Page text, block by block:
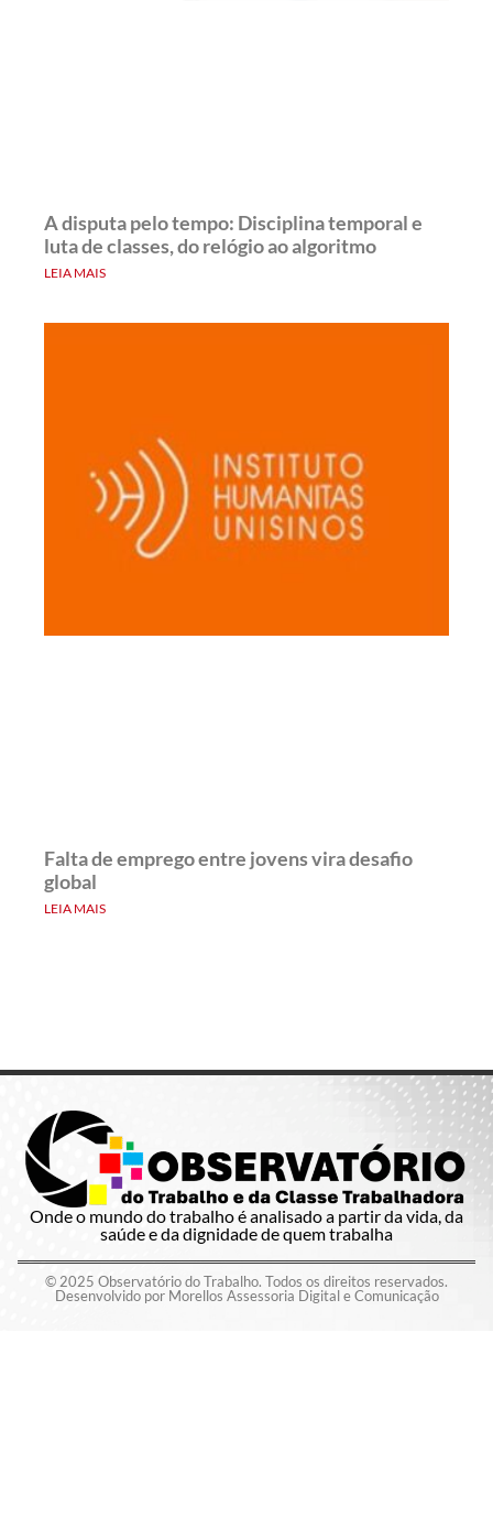
A disputa pelo tempo: Disciplina temporal e
luta de classes, do relógio ao algoritmo
LEIA MAIS
Falta de emprego entre jovens vira desafio
global
LEIA MAIS
Onde o mundo do trabalho é analisado a partir da vida, da
saúde e da dignidade de quem trabalha
© 2025 Observatório do Trabalho. Todos os direitos reservados.
Desenvolvido por Morellos Assessoria Digital e Comunicação